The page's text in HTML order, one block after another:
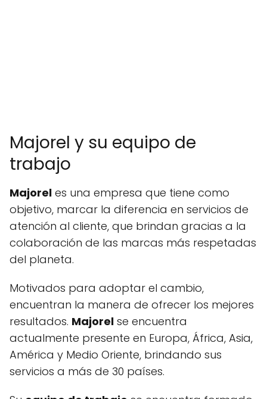
Majorel y su equipo de
trabajo
Majorel es una empresa que tiene como
objetivo, marcar la diferencia en servicios de
atención al cliente, que brindan gracias a la
colaboración de las marcas más respetadas
del planeta.
Motivados para adoptar el cambio,
encuentran la manera de ofrecer los mejores
resultados. Majorel se encuentra
actualmente presente en Europa, África, Asia,
América y Medio Oriente, brindando sus
servicios a más de 30 países.